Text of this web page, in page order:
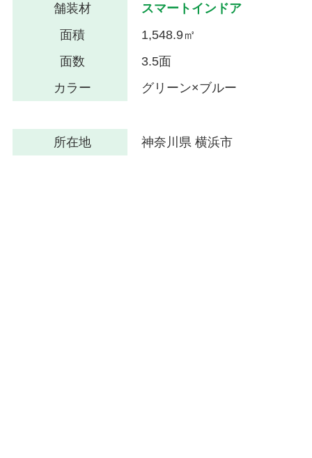
舗装材
スマートインドア
面積
1,548.9㎡
面数
3.5面
カラー
グリーン×ブルー
所在地 神奈川県 横浜市